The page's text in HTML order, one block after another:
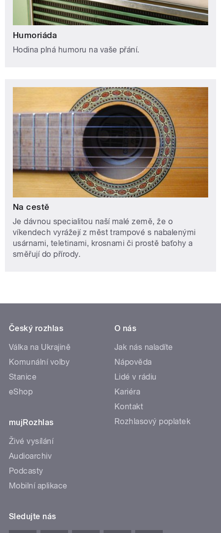
Humoriáda
Hodina plná humoru na vaše přání.
Na cestě
Je dávnou specialitou naší malé země, že o
víkendech vyrážejí z měst trampové s nabalenými
usárnami, teletinami, krosnami či prostě baťohy a
směřují do přírody.
Český rozhlas
Válka na Ukrajině
Komunální volby
Stanice
eShop
mujRozhlas
Živé vysílání
Audioarchiv
Podcasty
Mobilní aplikace
O nás
Jak nás naladíte
Nápověda
Lidé v rádiu
Kariéra
Kontakt
Rozhlasový poplatek
Sledujte nás